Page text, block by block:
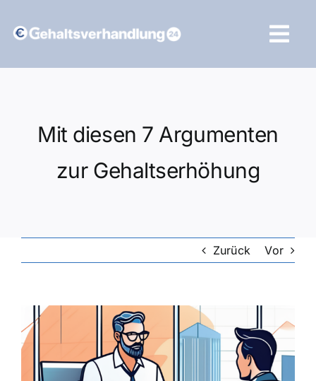
Inhalt
Mit diesen 7 Argumenten
zur Gehaltserhöhung
Zurück Vor
Zeige
grösseres
Bild